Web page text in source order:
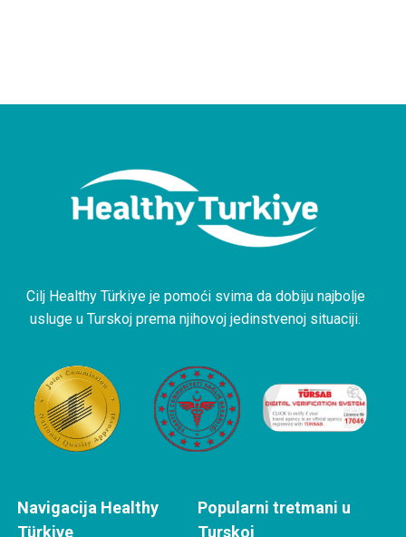
Cilj Healthy Türkiye je pomoći svima da dobiju najbolje
usluge u Turskoj prema njihovoj jedinstvenoj situaciji.
Navigacija Healthy
Türkiye
Popularni tretmani u
Turskoj